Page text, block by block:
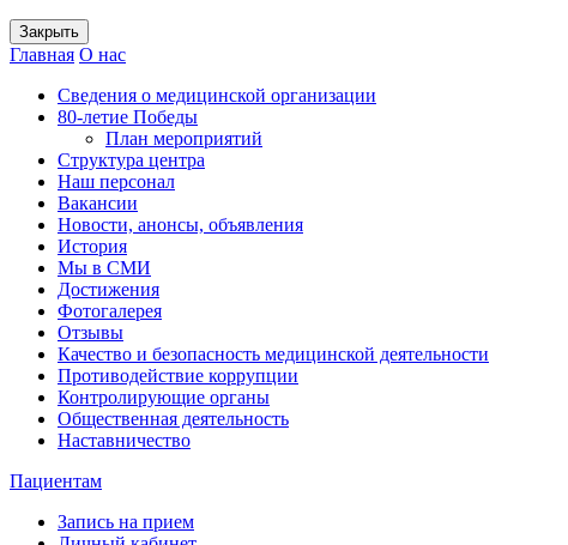
Закрыть
Главная О нас
Сведения о медицинской организации
80-летие Победы
План мероприятий
Структура центра
Наш персонал
Вакансии
Новости, анонсы, объявления
История
Мы в СМИ
Достижения
Фотогалерея
Отзывы
Качество и безопасность медицинской деятельности
Противодействие коррупции
Контролирующие органы
Общественная деятельность
Наставничество
Пациентам
Запись на прием